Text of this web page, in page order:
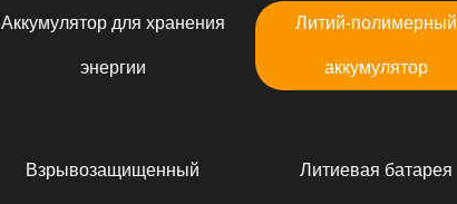
Аккумулятор для хранения
энергии
Литий-полимерный
аккумулятор
Взрывозащищенный Литиевая батарея